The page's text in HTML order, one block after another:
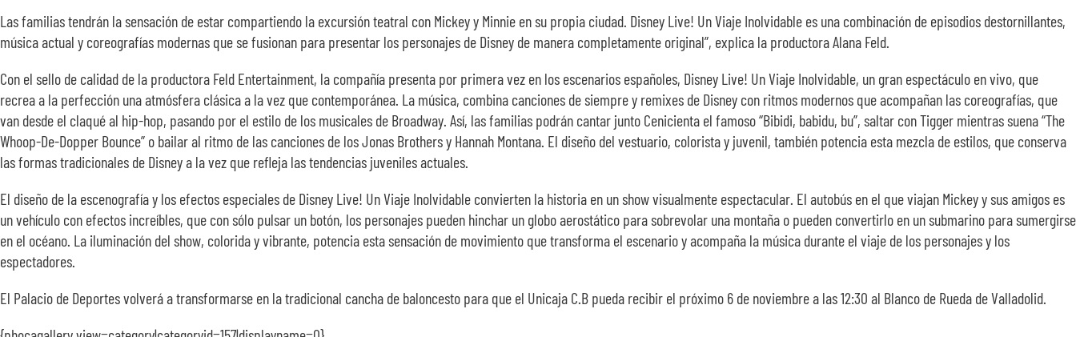
Las familias tendrán la sensación de estar compartiendo la excursión teatral con Mickey y Minnie en su propia ciudad. Disney Live! Un Viaje Inolvidable es una combinación de episodios destornillantes,
música actual y coreografías modernas que se fusionan para presentar los personajes de Disney de manera completamente original”, explica la productora Alana Feld.
Con el sello de calidad de la productora Feld Entertainment, la compañía presenta por primera vez en los escenarios españoles, Disney Live! Un Viaje Inolvidable, un gran espectáculo en vivo, que
recrea a la perfección una atmósfera clásica a la vez que contemporánea. La música, combina canciones de siempre y remixes de Disney con ritmos modernos que acompañan las coreografías, que
van desde el claqué al hip-hop, pasando por el estilo de los musicales de Broadway. Así, las familias podrán cantar junto Cenicienta el famoso “Bibidi, babidu, bu”, saltar con Tigger mientras suena “The
Whoop-De-Dopper Bounce” o bailar al ritmo de las canciones de los Jonas Brothers y Hannah Montana. El diseño del vestuario, colorista y juvenil, también potencia esta mezcla de estilos, que conserva
las formas tradicionales de Disney a la vez que refleja las tendencias juveniles actuales.
El diseño de la escenografía y los efectos especiales de Disney Live! Un Viaje Inolvidable convierten la historia en un show visualmente espectacular. El autobús en el que viajan Mickey y sus amigos es
un vehículo con efectos increíbles, que con sólo pulsar un botón, los personajes pueden hinchar un globo aerostático para sobrevolar una montaña o pueden convertirlo en un submarino para sumergirse
en el océano. La iluminación del show, colorida y vibrante, potencia esta sensación de movimiento que transforma el escenario y acompaña la música durante el viaje de los personajes y los
espectadores.
El Palacio de Deportes volverá a transformarse en la tradicional cancha de baloncesto para que el Unicaja C.B pueda recibir el próximo 6 de noviembre a las 12:30 al Blanco de Rueda de Valladolid.